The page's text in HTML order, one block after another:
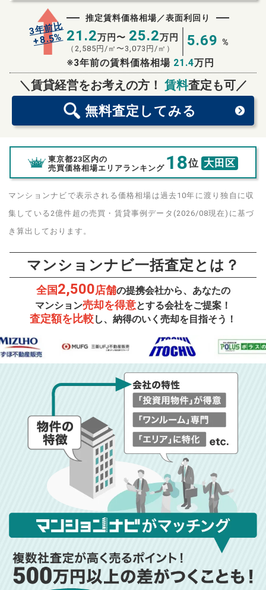
3年前比
+8.5%
推定賃料価格相場／表面利回り
21.2万円〜 25.2万円
（ 2,585 円/㎡〜 3,073 円/㎡） 5.69 %
※3年前の賃料価格相場 21.4万円
＼賃貸経営をお考えの方！ 賃料査定も可／
無料査定 してみる
無料査定スタート！
東京都23区内の
売買価格相場エリアランキング 18位 大田区
マンションナビで表示される価格相場は過去10年に渡り独自に収
集している2億件超の売買・賃貸事例データ(2026/08現在)に基づ
き算出しております。
マンションナビ一括査定とは？
全国2,500店舗の提携会社から、あなたの
マンション売却を得意とする会社をご提案！
査定額を比較し、納得のいく売却を目指そう！